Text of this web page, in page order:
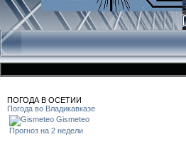
ПОГОДА В ОСЕТИИ
Погода во Владикавказе
Gismeteo
Прогноз на 2 недели